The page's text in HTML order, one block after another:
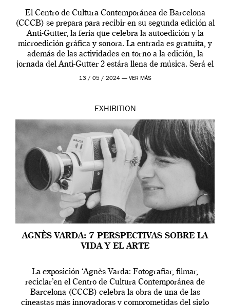
El Centro de Cultura Contemporánea de Barcelona
(CCCB) se prepara para recibir en su segunda edición al
Anti-Gutter, la feria que celebra la autoedición y la
microedición gráfica y sonora. La entrada es gratuita, y
además de las actividades en torno a la edición, la
jornada del Anti-Gutter 2 estára llena de música. Será el
[…]
13 / 05 / 2024 — VER MÁS
EXHIBITION
AGNÈS VARDA: 7 PERSPECTIVAS SOBRE LA
VIDA Y EL ARTE
La exposición ‘Agnès Varda: Fotografiar, filmar,
reciclar’en el Centro de Cultura Contemporánea de
Barcelona (CCCB) celebra la obra de una de las
cineastas más innovadoras y comprometidas del siglo